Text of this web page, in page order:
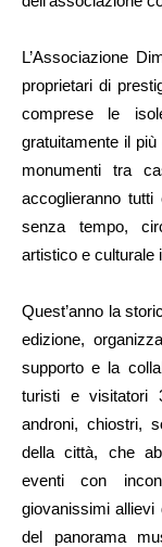
L’Associazione
proprietari di
comprese le
gratuitamente il
monumenti tra
accoglieranno
senza tempo,
artistico e culturale
Quest’anno la
edizione,
supporto e la
turisti e visitatori
androni, chiostri,
della città, che
eventi con
giovanissimi
del panorama